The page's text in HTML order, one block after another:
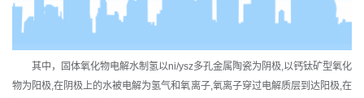
其中，固体氧化物电解水制氢以ni/ysz多孔金属陶瓷为阴极,以钙钛矿型氧化
物为阳极,在阴极上的水被电解为氢气和氧离子,氧离子穿过电解质层到达阳极,在